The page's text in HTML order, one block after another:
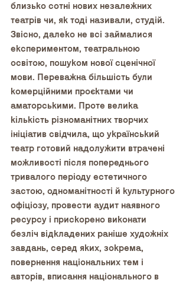
близько сотні нових незалежних
театрів чи, як тоді називали, студій.
Звісно, далеко не всі займалися
експериментом, театральною
освітою, пошуком нової сценічної
мови. Переважна більшість були
комерційними проєктами чи
аматорськими. Проте велика
кількість різноманітних творчих
ініціатив свідчила, що український
театр готовий надолужити втрачені
можливості після попереднього
тривалого періоду естетичного
застою, одноманітності й культурного
офіціозу, провести аудит наявного
ресурсу і прискорено виконати
безліч відкладених раніше художніх
завдань, серед яких, зокрема,
повернення національних тем і
авторів, вписання національного в